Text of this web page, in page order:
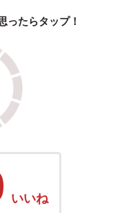
ったらタップ！
いいね